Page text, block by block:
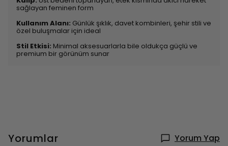
sağlayan feminen form
Kullanım Alanı: Günlük şıklık, davet kombinleri, şehir stili ve
özel buluşmalar için ideal
Stil Etkisi: Minimal aksesuarlarla bile oldukça güçlü ve
premium bir görünüm sunar
Yorumlar Yorum Yap